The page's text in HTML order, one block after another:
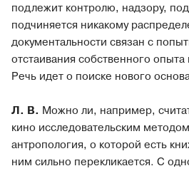
подлежит контролю, надзору,
подчиняется никакому
документальности связан с
отстаивания собственного
Речь идет о поиске нового
Л. В. Можно ли, например,
кино исследовательским
антропология, о которой есть
ним сильно перекликается. С